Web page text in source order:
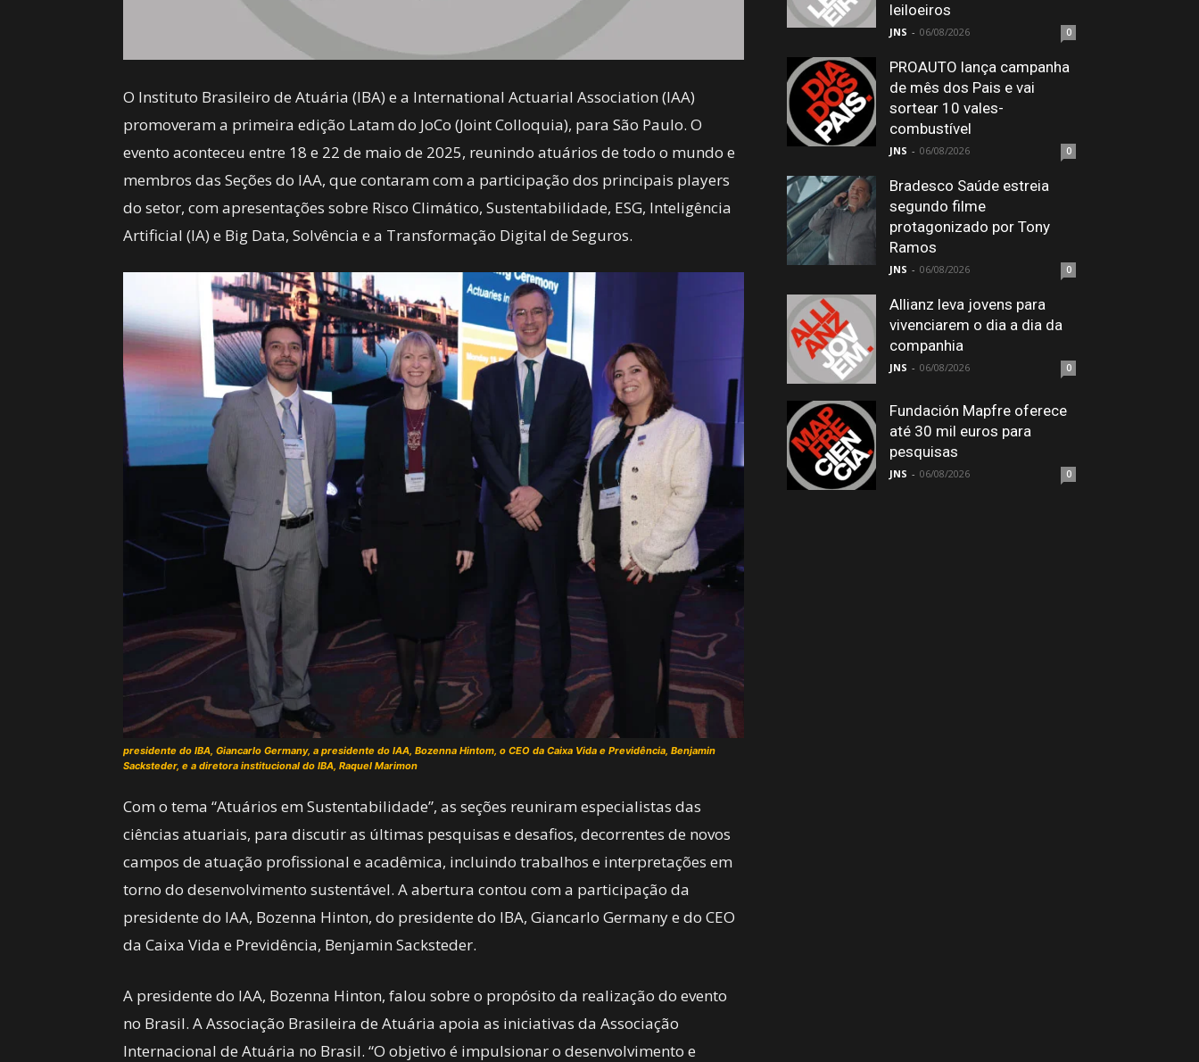
O Instituto Brasileiro de Atuária (IBA) e a International Actuarial Association (IAA)
promoveram a primeira edição Latam do JoCo (Joint Colloquia), para São Paulo. O
evento aconteceu entre 18 e 22 de maio de 2025, reunindo atuários de todo o mundo e
membros das Seções do IAA, que contaram com a participação dos principais players
do setor, com apresentações sobre Risco Climático, Sustentabilidade, ESG, Inteligência
Artificial (IA) e Big Data, Solvência e a Transformação Digital de Seguros.
presidente do IBA, Giancarlo Germany, a presidente do IAA, Bozenna Hintom, o CEO da Caixa Vida e Previdência, Benjamin
Sacksteder, e a diretora institucional do IBA, Raquel Marimon
Com o tema “Atuários em Sustentabilidade”, as seções reuniram especialistas das
ciências atuariais, para discutir as últimas pesquisas e desafios, decorrentes de novos
campos de atuação profissional e acadêmica, incluindo trabalhos e interpretações em
torno do desenvolvimento sustentável. A abertura contou com a participação da
presidente do IAA, Bozenna Hinton, do presidente do IBA, Giancarlo Germany e do CEO
da Caixa Vida e Previdência, Benjamin Sacksteder.
A presidente do IAA, Bozenna Hinton, falou sobre o propósito da realização do evento
no Brasil. A Associação Brasileira de Atuária apoia as iniciativas da Associação
Internacional de Atuária no Brasil. “O objetivo é impulsionar o desenvolvimento e
leiloeiros
JNS - 06/08/2026 0
PROAUTO lança campanha
de mês dos Pais e vai
sortear 10 vales-
combustível
JNS - 06/08/2026 0
Bradesco Saúde estreia
segundo filme
protagonizado por Tony
Ramos
JNS - 06/08/2026 0
Allianz leva jovens para
vivenciarem o dia a dia da
companhia
JNS - 06/08/2026 0
Fundación Mapfre oferece
até 30 mil euros para
pesquisas
JNS - 06/08/2026 0